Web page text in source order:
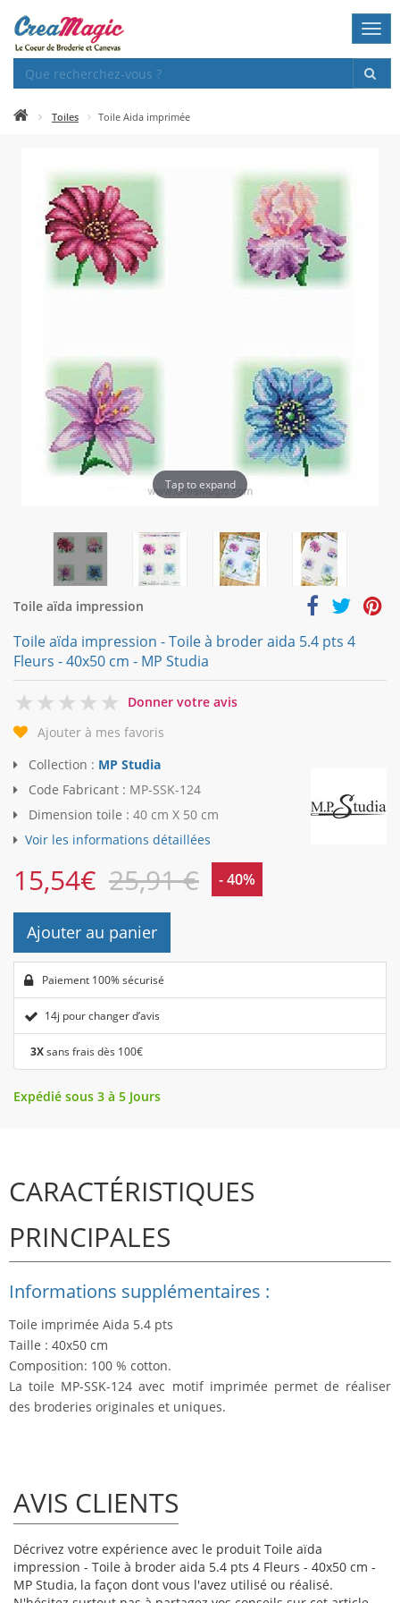
Toiles Toile Aida imprimée
Tap to expand
Toile aïda impression
Toile aïda impression - Toile à broder aida 5.4 pts 4
Fleurs - 40x50 cm - MP Studia
0
Donner votre avis
Ajouter à mes favoris
Collection : MP Studia
Code Fabricant : MP-SSK-124
Dimension toile : 40 cm X 50 cm
Voir les informations détaillées
15,54€ 25,91 € - 40%
Ajouter au panier
Paiement 100% sécurisé
14j pour changer d’avis
3Xsans frais dès 100€
Expédié sous 3 à 5 Jours
CARACTÉRISTIQUES
PRINCIPALES
Informations supplémentaires :
Toile imprimée Aida 5.4 pts
Taille : 40x50 cm
Composition: 100 % cotton.
La toile MP-SSK-124 avec motif imprimée permet de réaliser
des broderies originales et uniques.
AVIS CLIENTS
Décrivez votre expérience avec le produit Toile aïda
impression - Toile à broder aida 5.4 pts 4 Fleurs - 40x50 cm -
MP Studia, la façon dont vous l'avez utilisé ou réalisé.